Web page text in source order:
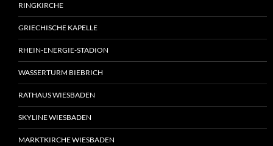
RINGKIRCHE
GRIECHISCHE KAPELLE
RHEIN-ENERGIE-STADION
WASSERTURM BIEBRICH
RATHAUS WIESBADEN
SKYLINE WIESBADEN
MARKTKIRCHE WIESBADEN